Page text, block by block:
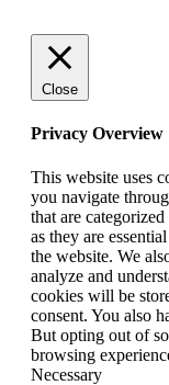
Close
Privacy Overview
This website uses
you navigate
that are
as they are
the website. We
analyze and
cookies will be
consent. You also
But opting out of
browsing
Necessary